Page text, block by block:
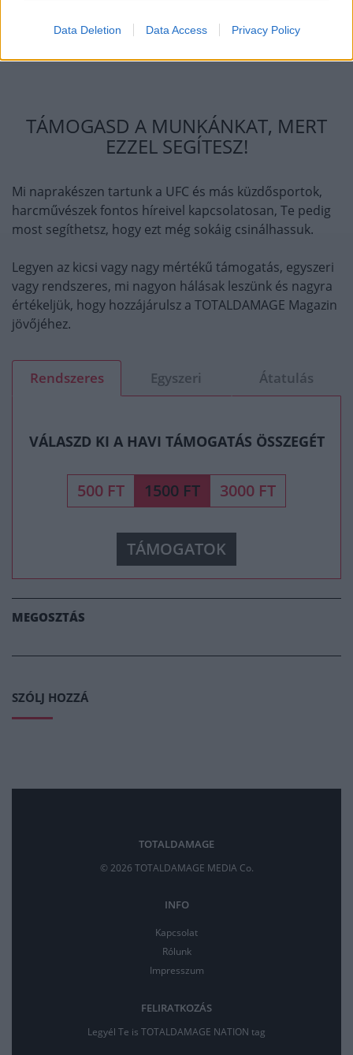
Data Deletion Data Access Privacy Policy
Egyébként Vince McMahon, a WWE feje is hasonlót
nyilatkozott, ő sem tervez nyugdíjba menni soha.
TÁMOGASD A MUNKÁNKAT, MERT
EZZEL SEGÍTESZ!
Mi naprakészen tartunk a UFC és más küzdősportok,
harcművészek fontos híreivel kapcsolatosan, Te pedig
most segíthetsz, hogy ezt még sokáig csinálhassuk.
Legyen az kicsi vagy nagy mértékű támogatás, egyszeri
vagy rendszeres, mi nagyon hálásak leszünk és nagyra
értékeljük, hogy hozzájárulsz a TOTALDAMAGE Magazin
jövőjéhez.
Rendszeres Egyszeri Átatulás
VÁLASZD KI A HAVI TÁMOGATÁS ÖSSZEGÉT
500 FT 1500 FT 3000 FT
TÁMOGATOK
MEGOSZTÁS
SZÓLJ HOZZÁ
TOTALDAMAGE
© 2026 TOTALDAMAGE MEDIA Co.
INFO
Kapcsolat
Rólunk
Impresszum
FELIRATKOZÁS
Legyél Te is TOTALDAMAGE NATION tag